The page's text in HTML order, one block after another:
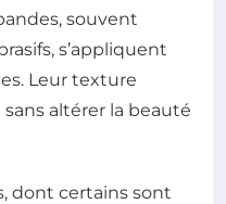
souvent
s’appliquent
Leur texture
altérer la beauté
dont certains sont